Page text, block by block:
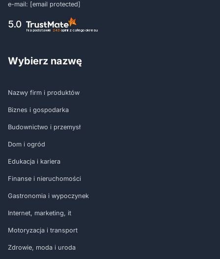
e-mail: [email protected]
5.0
Na podstawie 243 opinii z całego okresu
Wybierz nazwę
Nazwy firm i produktów
Biznes i gospodarka
Budownictwo i przemysł
Dom i ogród
Edukacja i kariera
Finanse i nieruchomości
Gastronomia i wypoczynek
Internet, marketing, it
Motoryzacja i transport
Zdrowie, moda i uroda